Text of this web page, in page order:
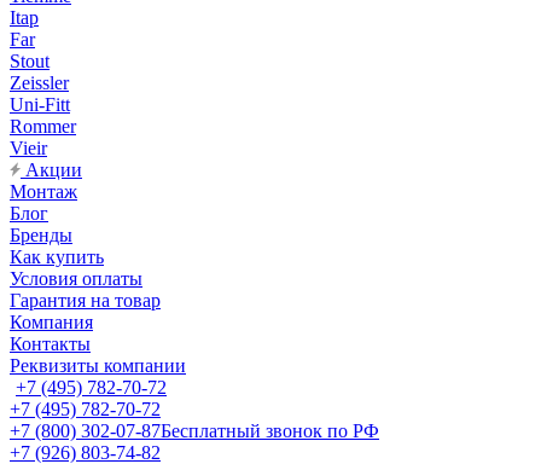
Itap
Far
Stout
Zeissler
Uni-Fitt
Rommer
Vieir
Акции
Монтаж
Блог
Бренды
Как купить
Условия оплаты
Гарантия на товар
Компания
Контакты
Реквизиты компании
+7 (495) 782-70-72
+7 (495) 782-70-72
+7 (800) 302-07-87Бесплатный звонок по РФ
+7 (926) 803-74-82